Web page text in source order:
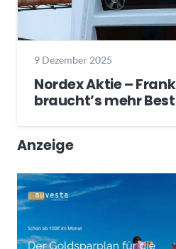
9 Dezember 2025
Nordex Aktie –
braucht’s mehr
Anzeige